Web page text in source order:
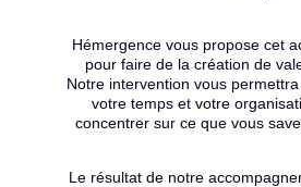
Hémergence vous propose cet
pour faire de la création de
Notre intervention vous
votre temps et votre
concentrer sur ce que vous
Le résultat de notre